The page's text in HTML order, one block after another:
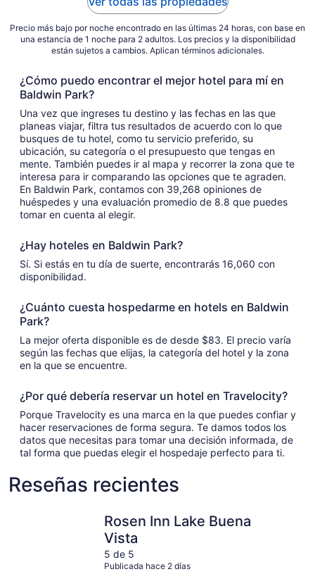
al
sep
Precio más bajo por noche encontrado en las últimas 24 horas, con base en
una estancia de 1 noche para 2 adultos. Los precios y la disponibilidad
están sujetos a cambios. Aplican términos adicionales.
¿Cómo puedo encontrar el mejor hotel para mí en
Baldwin Park?
Una vez que ingreses tu destino y las fechas en las que
planeas viajar, filtra tus resultados de acuerdo con lo que
busques de tu hotel, como tu servicio preferido, su
ubicación, su categoría o el presupuesto que tengas en
mente. También puedes ir al mapa y recorrer la zona que te
interesa para ir comparando las opciones que te agraden.
En Baldwin Park, contamos con 39,268 opiniones de
huéspedes y una evaluación promedio de 8.8 que puedes
tomar en cuenta al elegir.
¿Hay hoteles en Baldwin Park?
Sí. Si estás en tu día de suerte, encontrarás 16,060 con
disponibilidad.
¿Cuánto cuesta hospedarme en hotels en Baldwin
Park?
La mejor oferta disponible es de desde $83. El precio varía
según las fechas que elijas, la categoría del hotel y la zona
en la que se encuentre.
¿Por qué debería reservar un hotel en Travelocity?
Porque Travelocity es una marca en la que puedes confiar y
hacer reservaciones de forma segura. Te damos todos los
datos que necesitas para tomar una decisión informada, de
tal forma que puedas elegir el hospedaje perfecto para ti.
Reseñas recientes
Rosen Inn Lake Buena
Vista
5 de 5
Publicada hace 2 días